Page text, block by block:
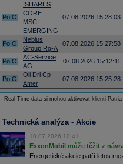
Po O
ISHARES
CORE
MSCI
EMERGING
07.08.2026 15:28:03
Po O
Nebius
Group Rg-A
07.08.2026 15:27:58
Po O
AC-Service
AG
07.08.2026 15:12:11
Po O
Oil Dri Cp
Amer
07.08.2026 15:25:28
- Real-Time data si mohou aktivovat klienti
Technická analýza - Akcie
10.07.2026 10:41
ExxonMobil může těžit z
Energetické akcie patří letos